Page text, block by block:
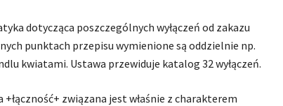
dotycząca poszczególnych wyłączeń od zakazu
punktach przepisu wymienione są oddzielnie np.
kwiatami. Ustawa przewiduje katalog 32 wyłączeń.
związana jest właśnie z charakterem